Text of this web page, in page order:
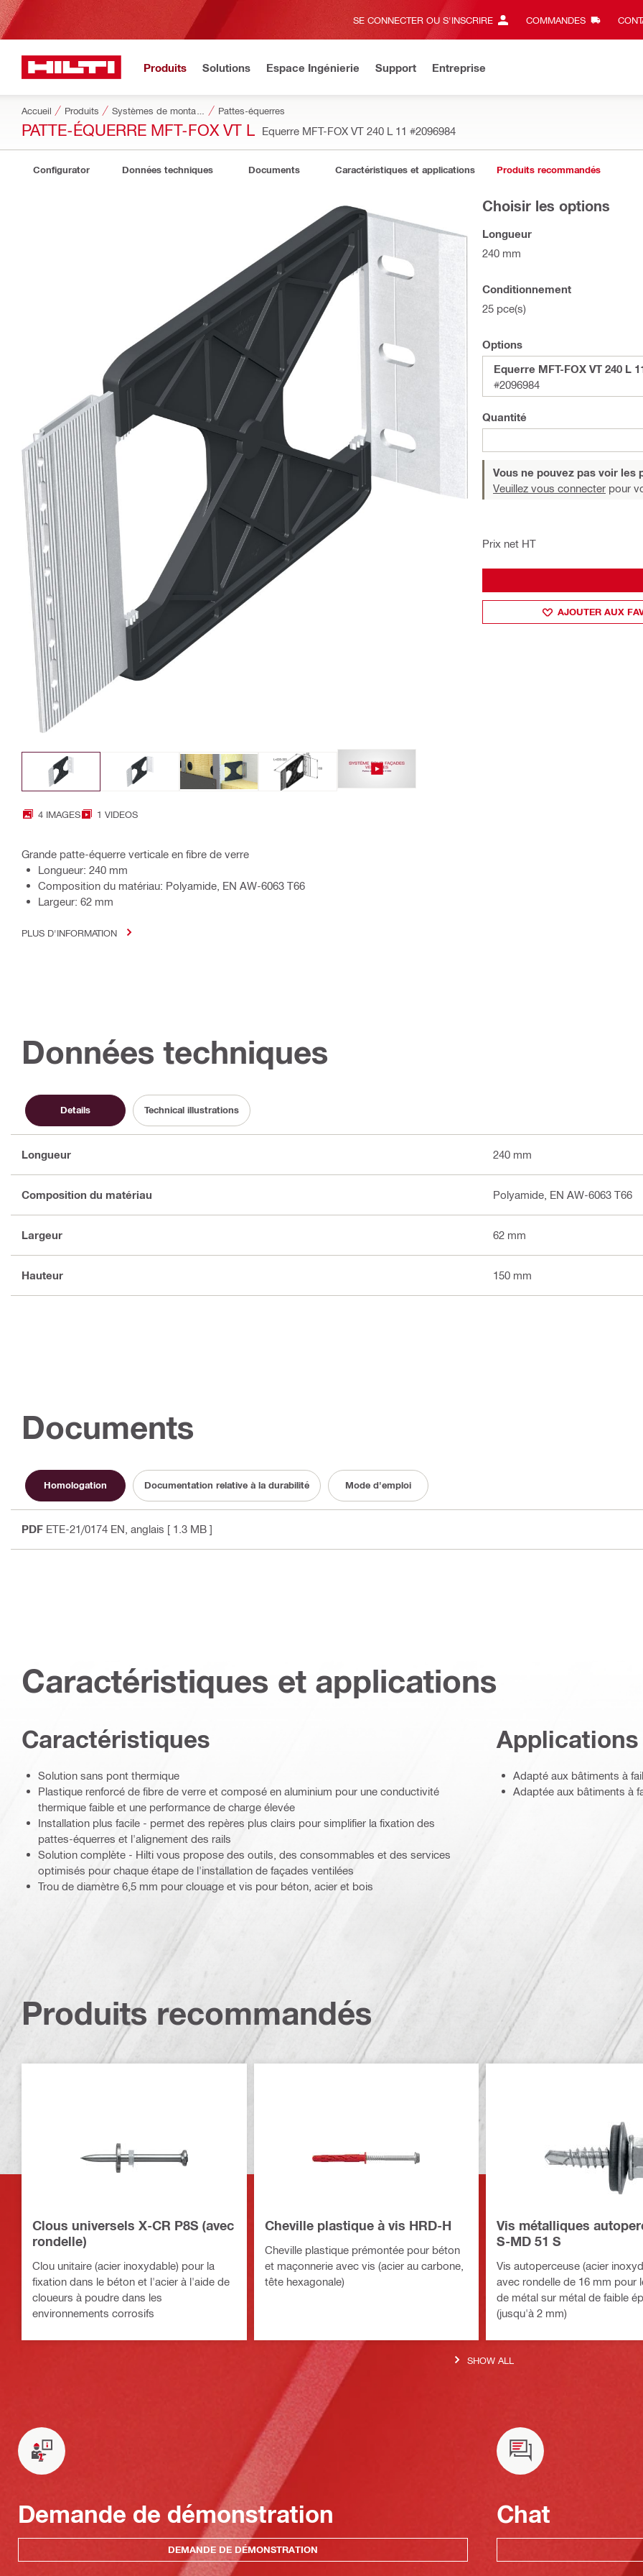
SE CONNECTER OU S'INSCRIRE COMMANDES
Produits Solutions Espace Ingénierie Support Entreprise
Accueil Produits Pattes-équerres
PATTE-ÉQUERRE MFT-FOX VT L Equerre MFT-FOX VT 240 L 11 #2096984
Configurator Données techniques Documents Caractéristiques et applications Produits recommandés
4 IMAGES 1 VIDEOS
Grande patte-équerre verticale en fibre de verre
Longueur: 240 mm
Composition du matériau: Polyamide, EN AW-6063 T66
Largeur: 62 mm
PLUS D'INFORMATION
Choisir les options
Longueur
240 mm
Conditionnement
25 pce(s)
Options
Equerre MFT-FOX VT 240 L
#2096984
Quantité
Vous ne pouvez pas voir les
Veuillez vous connecter pour
Prix net HT
AJOUTER AUX
Données techniques
Details Technical illustrations
Longueur 240 mm
Composition du matériau Polyamide, EN AW-6063 T66
Largeur 62 mm
Hauteur 150 mm
Documents
Homologation Documentation relative à la durabilité Mode d'emploi
PDF ETE-21/0174 EN , anglais [ 1.3 MB ]
Caractéristiques et applications
Caractéristiques
Solution sans pont thermique
Plastique renforcé de fibre de verre et composé en aluminium pour une conductivité
thermique faible et une performance de charge élevée
Installation plus facile - permet des repères plus clairs pour simplifier la fixation des
pattes-équerres et l'alignement des rails
Solution complète - Hilti vous propose des outils, des consommables et des services
optimisés pour chaque étape de l'installation de façades ventilées
Trou de diamètre 6,5 mm pour clouage et vis pour béton, acier et bois
Applications
Adapté aux bâtiments à
Adaptée aux bâtiments à
Produits recommandés
Clous universels X-CR P8S (avec
rondelle)
Clou unitaire (acier inoxydable) pour la
fixation dans le béton et l'acier à l'aide de
cloueurs à poudre dans les
environnements corrosifs
Cheville plastique à vis HRD-H
Cheville plastique prémontée pour béton
et maçonnerie avec vis (acier au carbone,
tête hexagonale)
Vis métalliques
S-MD 51 S
Vis autoperceuse (acier
avec rondelle de 16 mm pour
de métal sur métal de faible
(jusqu'à 2 mm)
SHOW ALL
Demande de démonstration
DEMANDE DE DÉMONSTRATION
Chat